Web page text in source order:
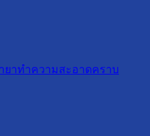
ยาทำความสะอาดคราบ